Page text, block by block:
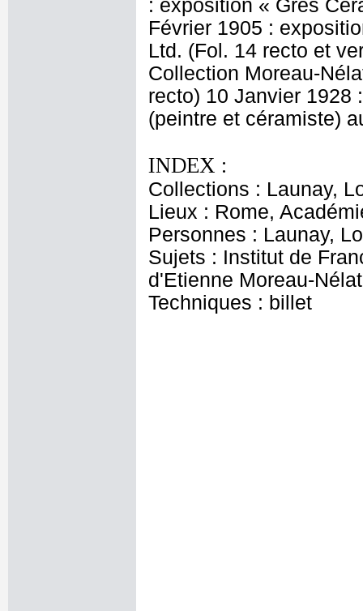
: exposition « Grès
Février 1905 :
Ltd. (Fol. 14 recto et
Collection Moreau-
recto) 10 Janvier 1928
(peintre et céramiste)
INDEX :
Collections : Launay,
Lieux : Rome,
Personnes : Launay,
Sujets : Institut de
d'Etienne Moreau-
Techniques : billet